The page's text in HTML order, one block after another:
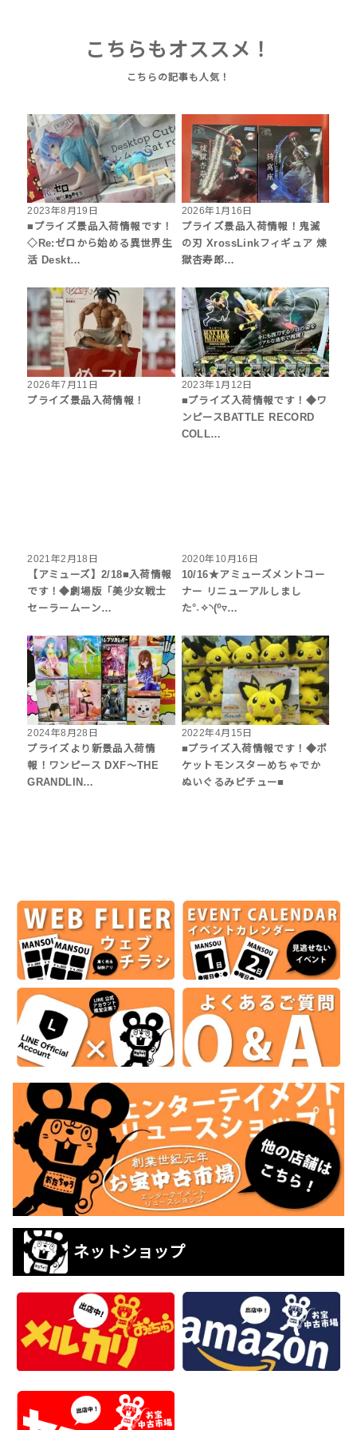
こちらもオススメ！
2023年8月19日
■プライズ景品入荷情報です！
◇Re:ゼロから始める異世界生
活 Deskt…
2026年1月16日
プライズ景品入荷情報！鬼滅
の刃 XrossLinkフィギュア 煉
獄杏寿郎…
2026年7月11日
プライズ景品入荷情報！
2023年1月12日
■プライズ入荷情報です！◆ワ
ンピースBATTLE RECORD
COLL…
2021年2月18日
【アミューズ】2/18■入荷情報
です！◆劇場版「美少女戦士
セーラームーン…
2020年10月16日
10/16★アミューズメントコー
ナー リニューアルしまし
た°˖✧◝(⁰▿…
2024年8月28日
プライズより新景品入荷情
報！ワンピース DXF～THE
GRANDLIN…
2022年4月15日
■プライズ入荷情報です！◆ポ
ケットモンスターめちゃでか
ぬいぐるみピチュー■
ネットショップ